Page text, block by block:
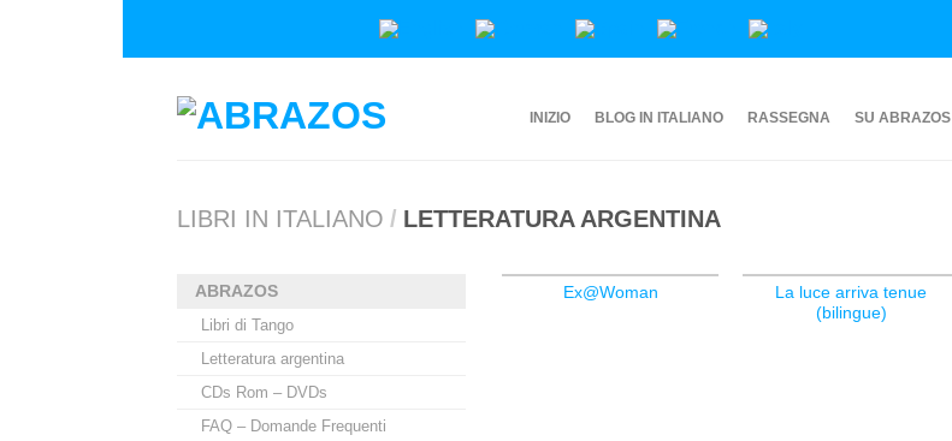
INIZIO BLOG IN ITALIANO RASSEGNA SU ABRAZOS
LIBRI IN ITALIANO / LETTERATURA ARGENTINA
Ex@Woman
La luce arriva tenue
(bilingue)
ABRAZOS
Libri di Tango
Letteratura argentina
CDs Rom – DVDs
FAQ – Domande Frequenti